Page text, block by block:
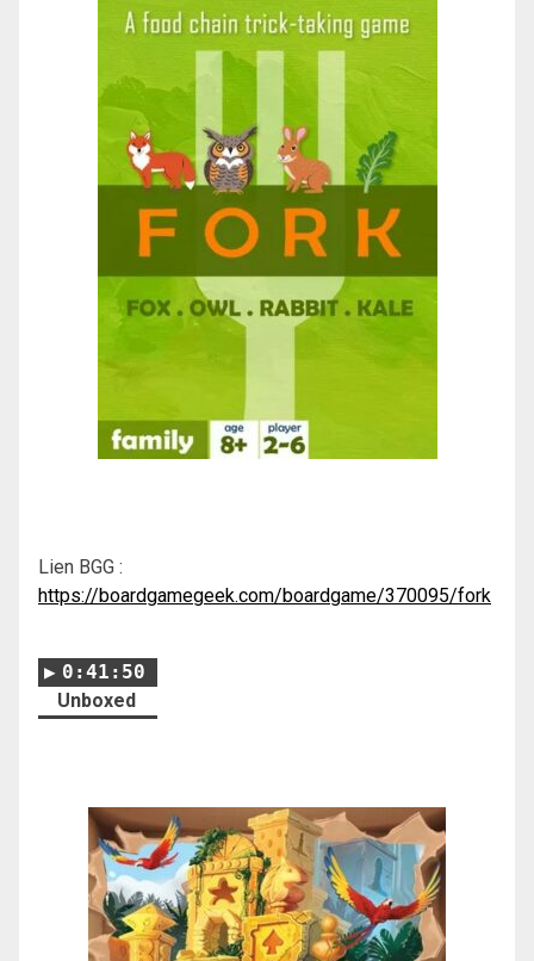
Lien BGG :
https://boardgamegeek.com/boardgame/370095/fork
0:41:50
Unboxed